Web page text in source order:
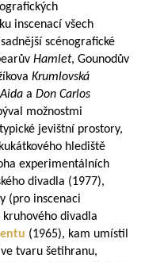
inscenací všech
scénografické
Hamlet, Gounodův
Krumlovská
Aida a Don Carlos
možnostmi
jevištní prostory,
hlediště
experimentálních
divadla (1977),
(pro inscenaci
kruhového divadla
(1965), kam umístil
tvaru šetihranu,